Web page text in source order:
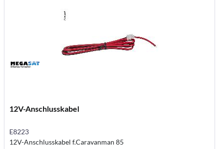
12V-Anschlusskabel
E8223
12V-Anschlusskabel f.Caravanman 85